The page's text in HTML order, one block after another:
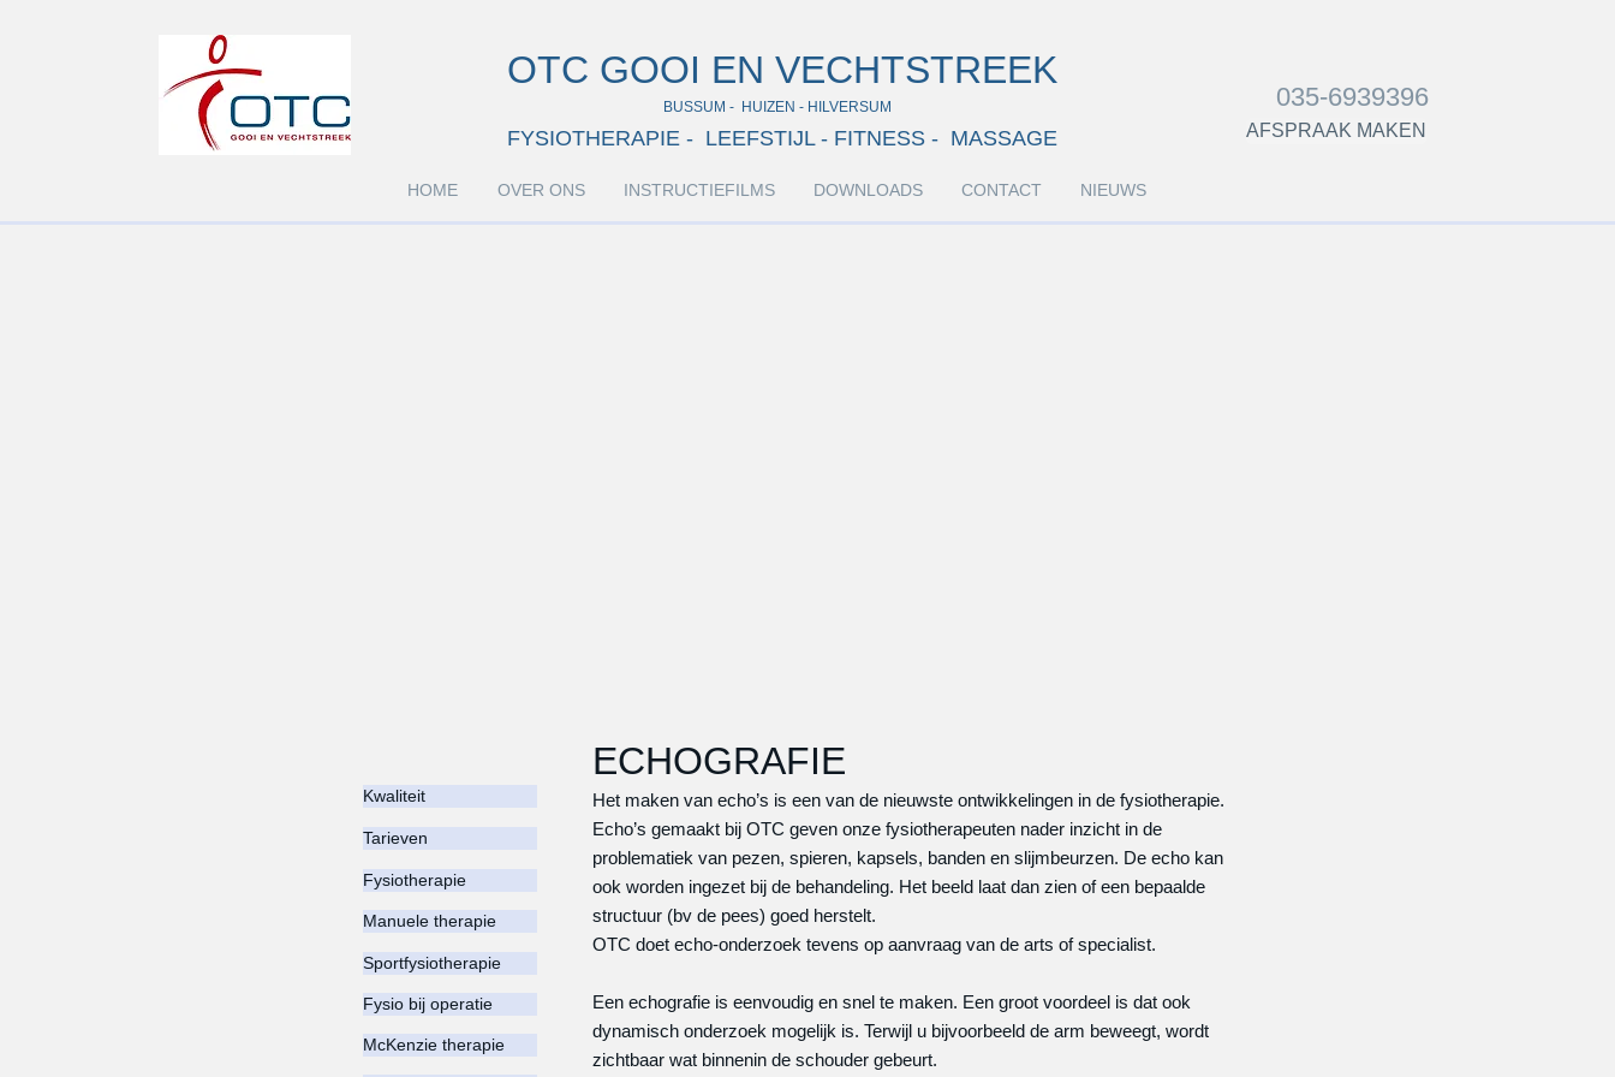
OTC GOOI EN VECHTSTREEK
BUSSUM - HUIZEN - HILVERSUM
FYSIOTHERAPIE - LEEFSTIJL - FITNESS - MASSAGE
HOME OVER ONS INSTRUCTIEFILMS DOWNLOADS CONTACT NIEUWS
035-6939396
AFSPRAAK MAKEN
Kwaliteit
Tarieven
Fysiotherapie
Manuele therapie
Sportfysiotherapie
Fysio bij operatie
McKenzie therapie
ECHOGRAFIE
Het maken van echo’s is een van de nieuwste ontwikkelingen in de fysiotherapie.
Echo’s gemaakt bij OTC geven onze fysiotherapeuten nader inzicht in de
problematiek van pezen, spieren, kapsels, banden en slijmbeurzen. De echo kan
ook worden ingezet bij de behandeling. Het beeld laat dan zien of een bepaalde
structuur (bv de pees) goed herstelt.
OTC doet echo-onderzoek tevens op aanvraag van de arts of specialist.
Een echografie is eenvoudig en snel te maken. Een groot voordeel is dat ook
dynamisch onderzoek mogelijk is. Terwijl u bijvoorbeeld de arm beweegt, wordt
zichtbaar wat binnenin de schouder gebeurt.